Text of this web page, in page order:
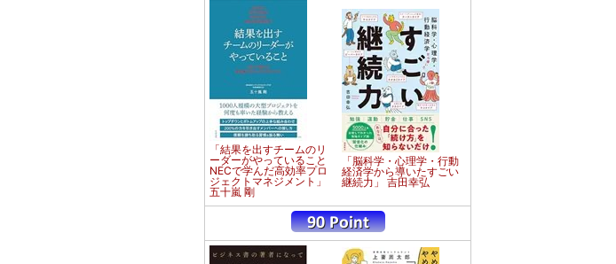
「結果を出すチームのリ
ーダーがやっていること
NECで学んだ高効率プロ
ジェクトマネジメント」
五十嵐 剛
「脳科学・心理学・行動
経済学から導いたすごい
継続力」 吉田幸弘